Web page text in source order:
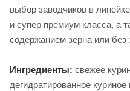
выбор заводчиков в
и супер премиум класса, а
содержанием зерна или без
Ингредиенты: свежее
дегидратированное